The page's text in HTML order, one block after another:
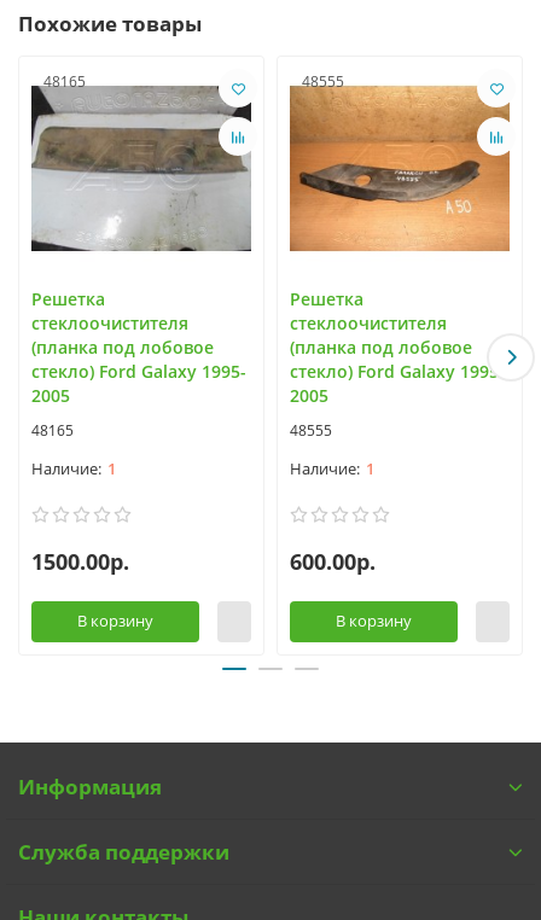
Похожие товары
48165
Решетка
стеклоочистителя
(планка под лобовое
стекло) Ford Galaxy 1995-
2005
48165
1
1500.00р.
В корзину
48555
Решетка
стеклоочистителя
(планка под лобовое
стекло) Ford Galaxy 1995-
2005
48555
1
600.00р.
В корзину
Информация
Служба поддержки